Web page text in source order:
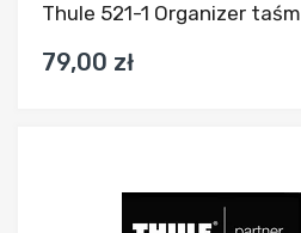
Thule 521-1 Organizer taśm
79,00 zł